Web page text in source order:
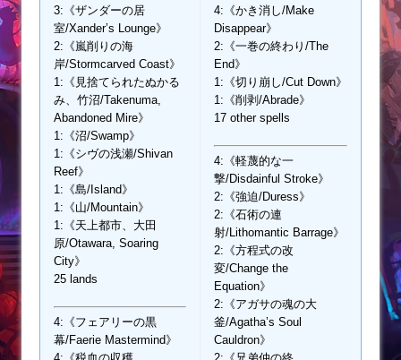
3:《ザンダーの居
室/Xander’s Lounge》
2:《嵐削りの海
岸/Stormcarved Coast》
1:《見捨てられたぬかる
み、竹沼/Takenuma,
Abandoned Mire》
1:《沼/Swamp》
1:《シヴの浅瀬/Shivan
Reef》
1:《島/Island》
1:《山/Mountain》
1:《天上都市、大田
原/Otawara, Soaring
City》
25 lands
4:《フェアリーの黒
幕/Faerie Mastermind》
4:《かき消し/Make
Disappear》
2:《一巻の終わり/The
End》
1:《切り崩し/Cut Down》
1:《削剥/Abrade》
17 other spells
4:《軽蔑的な一
撃/Disdainful Stroke》
2:《強迫/Duress》
2:《石術の連
射/Lithomantic Barrage》
2:《方程式の改
変/Change the
Equation》
2:《アガサの魂の大
釜/Agatha’s Soul
Cauldron》